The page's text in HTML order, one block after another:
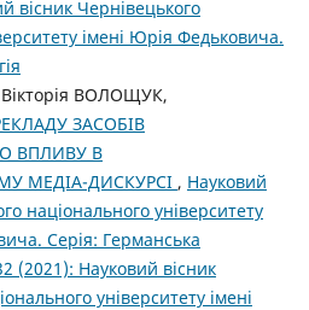
вісник Чернівецького
імені Юрія Федьковича.
ВОЛОЩУК,
ЗАСОБІВ
ВПЛИВУ В
МЕДІА-ДИСКУРСІ , Науковий
національного університету
Серія: Германська
(2021): Науковий вісник
університету імені